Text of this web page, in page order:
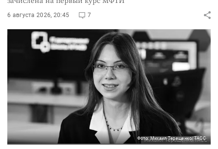
6 августа 2026, 20:45 7
Фото: Михаил Терещенко/ТАСС